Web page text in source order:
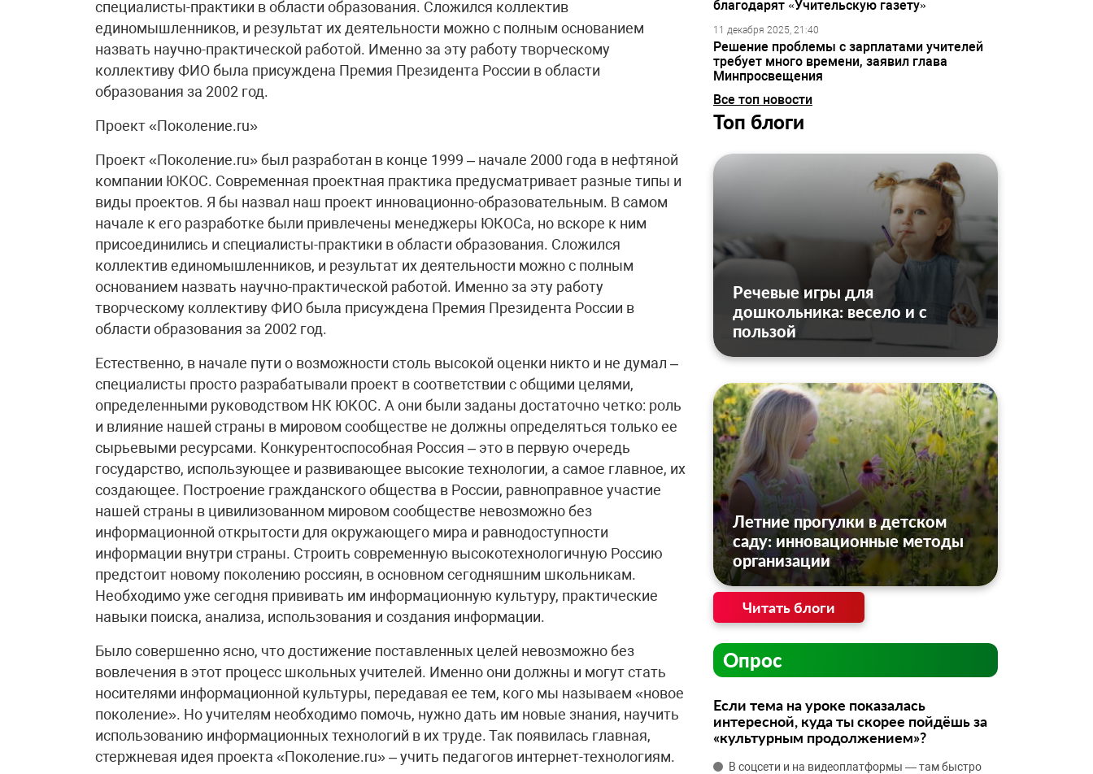
специалисты-практики в области образования. Сложился коллектив
единомышленников, и результат их деятельности можно с полным основанием
назвать научно-практической работой. Именно за эту работу творческому
коллективу ФИО была присуждена Премия Президента России в области
образования за 2002 год.
Проект «Поколение.ru»
Проект «Поколение.ru» был разработан в конце 1999 – начале 2000 года в нефтяной
компании ЮКОС. Современная проектная практика предусматривает разные типы и
виды проектов. Я бы назвал наш проект инновационно-образовательным. В самом
начале к его разработке были привлечены менеджеры ЮКОСа, но вскоре к ним
присоединились и специалисты-практики в области образования. Сложился
коллектив единомышленников, и результат их деятельности можно с полным
основанием назвать научно-практической работой. Именно за эту работу
творческому коллективу ФИО была присуждена Премия Президента России в
области образования за 2002 год.
Естественно, в начале пути о возможности столь высокой оценки никто и не думал –
специалисты просто разрабатывали проект в соответствии с общими целями,
определенными руководством НК ЮКОС. А они были заданы достаточно четко: роль
и влияние нашей страны в мировом сообществе не должны определяться только ее
сырьевыми ресурсами. Конкурентоспособная Россия – это в первую очередь
государство, использующее и развивающее высокие технологии, а самое главное, их
создающее. Построение гражданского общества в России, равноправное участие
нашей страны в цивилизованном мировом сообществе невозможно без
информационной открытости для окружающего мира и равнодоступности
информации внутри страны. Строить современную высокотехнологичную Россию
предстоит новому поколению россиян, в основном сегодняшним школьникам.
Необходимо уже сегодня прививать им информационную культуру, практические
навыки поиска, анализа, использования и создания информации.
Было совершенно ясно, что достижение поставленных целей невозможно без
вовлечения в этот процесс школьных учителей. Именно они должны и могут стать
носителями информационной культуры, передавая ее тем, кого мы называем «новое
поколение». Но учителям необходимо помочь, нужно дать им новые знания, научить
использованию информационных технологий в их труде. Так появилась главная,
стержневая идея проекта «Поколение.ru» – учить педагогов интернет-технологиям.
благодарят «Учительскую газету»
11 декабря 2025, 21:40
Решение проблемы с зарплатами учителей
требует много времени, заявил глава
Минпросвещения
Все топ новости
Топ блоги
Речевые игры для
дошкольника: весело и с
пользой
Летние прогулки в детском
саду: инновационные методы
организации
Читать блоги
Опрос
Если тема на уроке показалась
интересной, куда ты скорее пойдёшь за
«культурным продолжением»?
В соцсети и на видеоплатформы — там быстро